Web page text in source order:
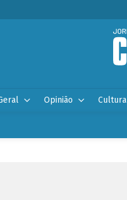
Opinião Cultura